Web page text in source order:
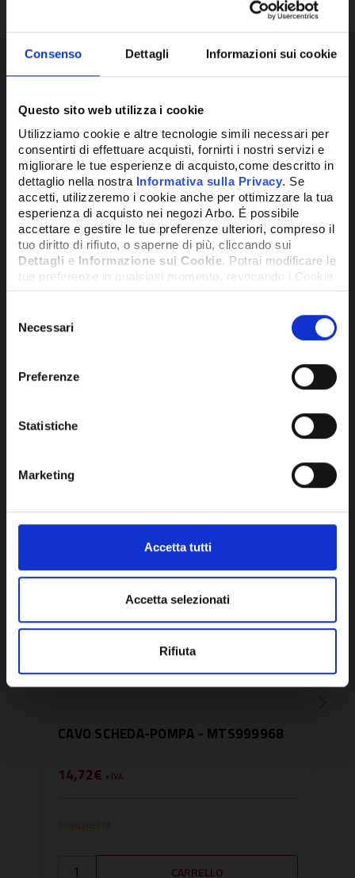
Consenso Dettagli Informazioni sui cookie
Questo sito web utilizza i cookie
Utilizziamo cookie e altre tecnologie simili necessari per
consentirti di effettuare acquisti, fornirti i nostri servizi e
migliorare le tue esperienze di acquisto,come descritto in
dettaglio nella nostra Informativa sulla Privacy. Se
accetti, utilizzeremo i cookie anche per ottimizzare la tua
esperienza di acquisto nei negozi Arbo. É possibile
accettare e gestire le tue preferenze ulteriori, compreso il
tuo diritto di rifiuto, o saperne di più, cliccando sui
Dettagli e Informazione sui Cookie. Potrai modificare le
tue preferenze in qualsiasi momento, revocando i Cookie
precedentemente autorizzati, direttamente dalle
delNecessari
Preferenze
Statistiche
Marketing
Accetta tutti
Accetta selezionati
Rifiuta
CONNETTORE TIPO PUP
7,40€+ IVA
DISPONIBILE
Potrebbe anche interessarti
CAVO SCHEDA-POMPA - MTS999968
14,72€ + IVA
SU RICHIESTA